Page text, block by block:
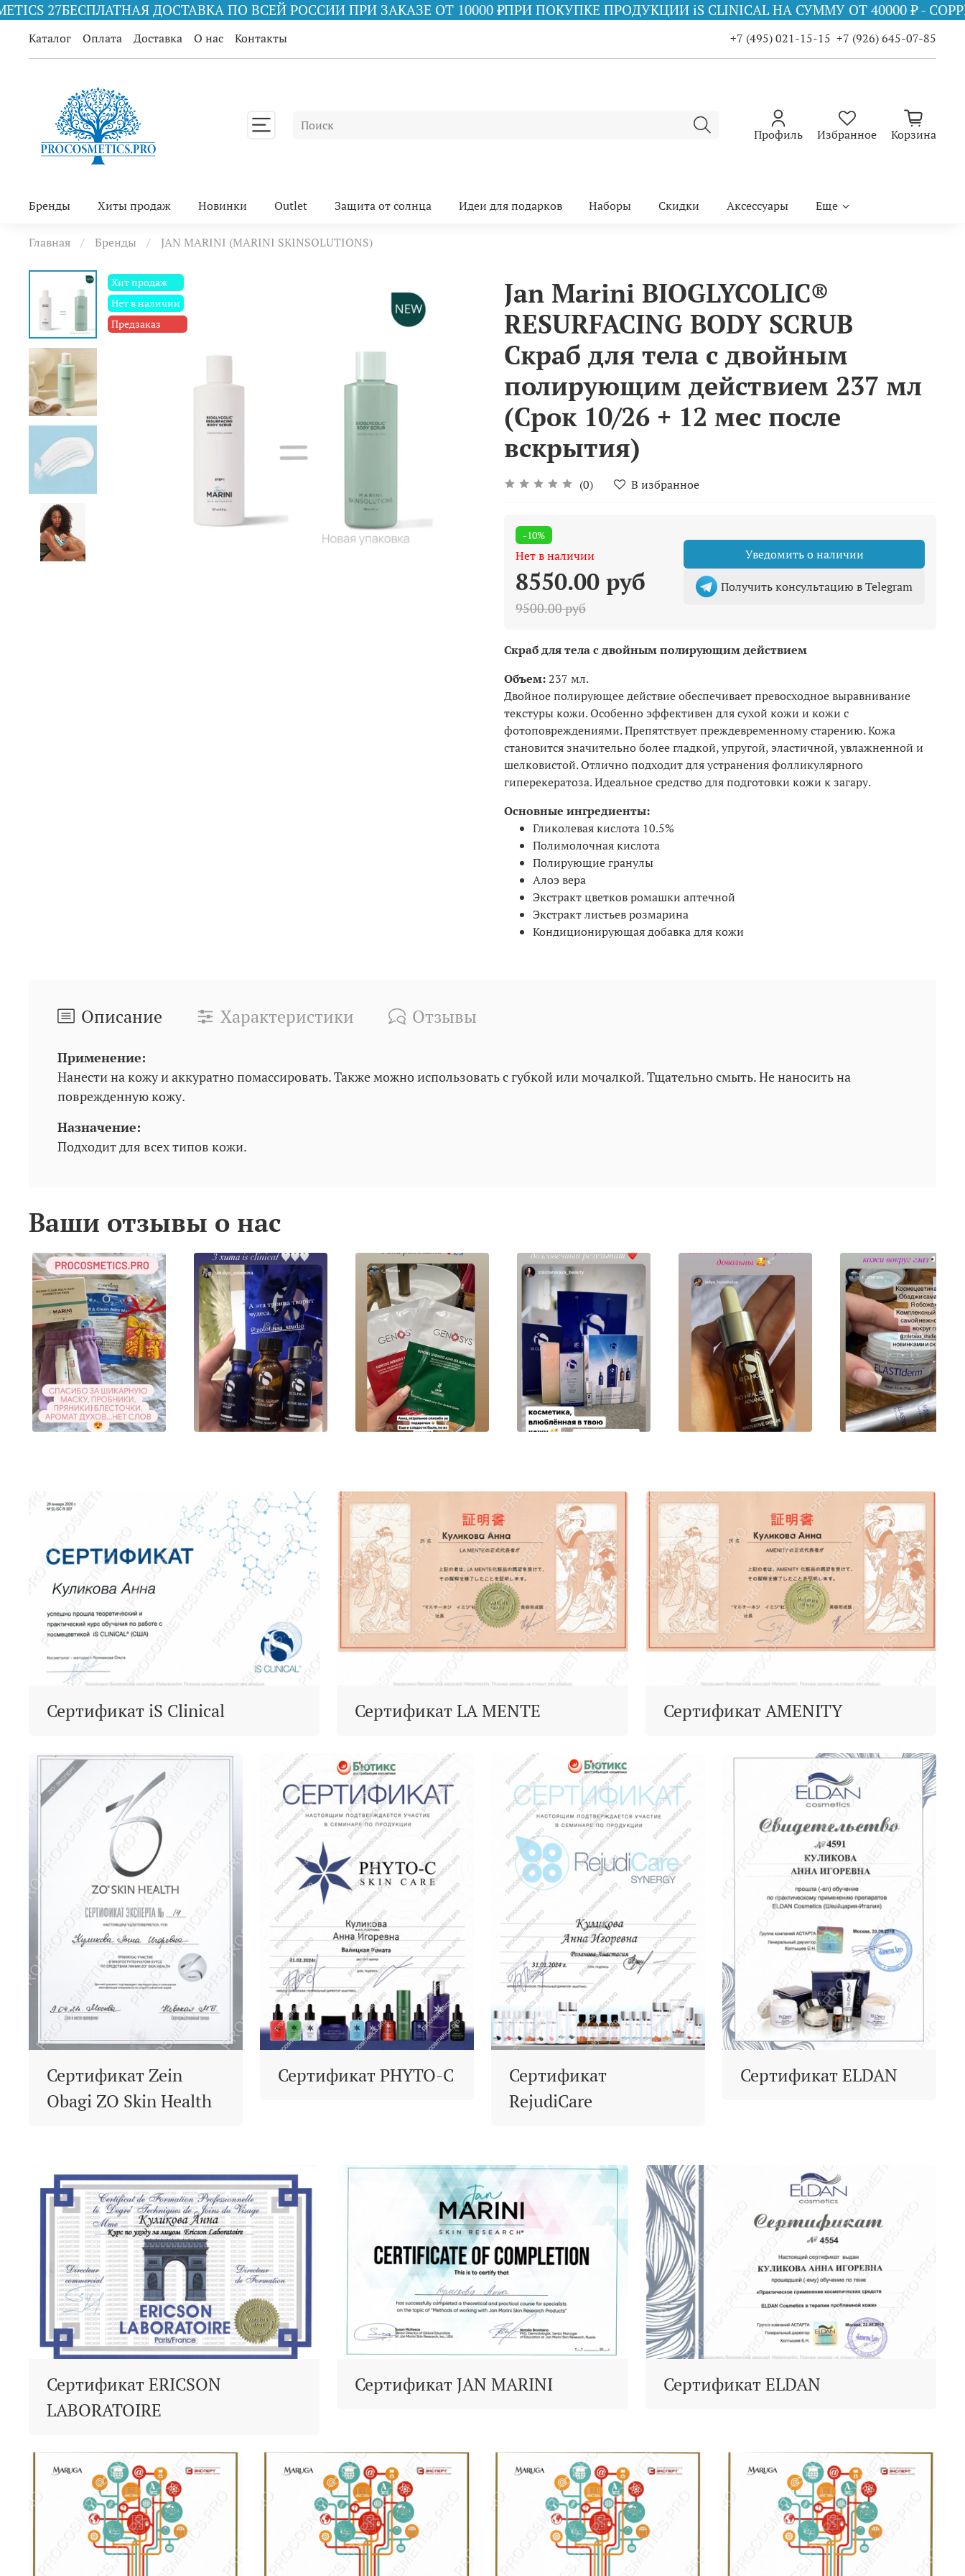
ДОСТАВКА ПО ВСЕЙ РОССИИ ПРИ ЗАКАЗЕ ОТ 10000 ₽ПРИ ПОКУПКЕ ПРОДУКЦИИ iS CLINICAL НА СУММУ ОТ 40000 ₽ - COPPER FIRMING
Каталог Оплата Доставка О нас Контакты +7 (495) 021-15-15 +7 (926) 645-07-85
Профиль Избранное Корзина
Бренды Хиты продаж Новинки Outlet Защита от солнца Идеи для подарков Наборы Скидки Аксессуары Еще
Главная Бренды JAN MARINI (MARINI SKINSOLUTIONS)
Хит продаж
Нет в наличии
Предзаказ
Jan Marini BIOGLYCOLIC®
RESURFACING BODY SCRUB
Скраб для тела с двойным
полирующим действием 237 мл
(Срок 10/26 + 12 мес после
вскрытия)
(0) В избранное
-10%
Нет в наличии
8550.00 руб
9500.00 руб
Уведомить о наличии
Получить консультацию в Telegram
Скраб для тела с двойным полирующим действием
Объем:237 мл.
Двойное полирующее действие обеспечивает превосходное выравнивание
текстуры кожи. Особенно эффективен для сухой кожи и кожи с
фотоповреждениями. Препятствует преждевременному старению. Кожа
становится значительно более гладкой, упругой, эластичной, увлажненной и
шелковистой. Отлично подходит для устранения фолликулярного
гиперекератоза. Идеальное средство для подготовки кожи к загару.
Основные ингредиенты:
Гликолевая кислота 10.5%
Полимолочная кислота
Полирующие гранулы
Алоэ вера
Экстракт цветков ромашки аптечной
Экстракт листьев розмарина
Кондиционирующая добавка для кожи
Описание Характеристики Отзывы
Применение:
Нанести на кожу и аккуратно помассировать. Также можно использовать с губкой или мочалкой. Тщательно смыть. Не наносить на
поврежденную кожу.
Назначение:
Подходит для всех типов кожи.
Ваши отзывы о нас
Сертификат iS Clinical Сертификат LA MENTE Сертификат AMENITY
Сертификат Zein
Obagi ZO Skin Health
Сертификат PHYTO-C
Сертификат
RejudiCare
Сертификат ELDAN
Сертификат ERICSON
LABORATOIRE
Сертификат JAN MARINI Сертификат ELDAN